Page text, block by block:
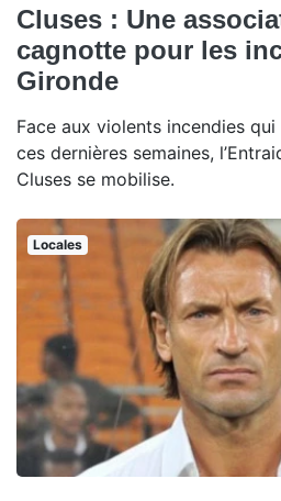
Cluses : Une
cagnotte pour les
Gironde
Face aux violents incendies
ces dernières semaines,
Cluses se mobilise.
Locales